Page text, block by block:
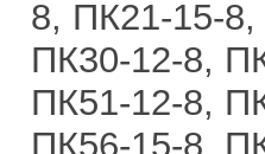
8, ПК21-15-
ПК30-12-8,
ПК51-12-8,
ПК56-15-8,